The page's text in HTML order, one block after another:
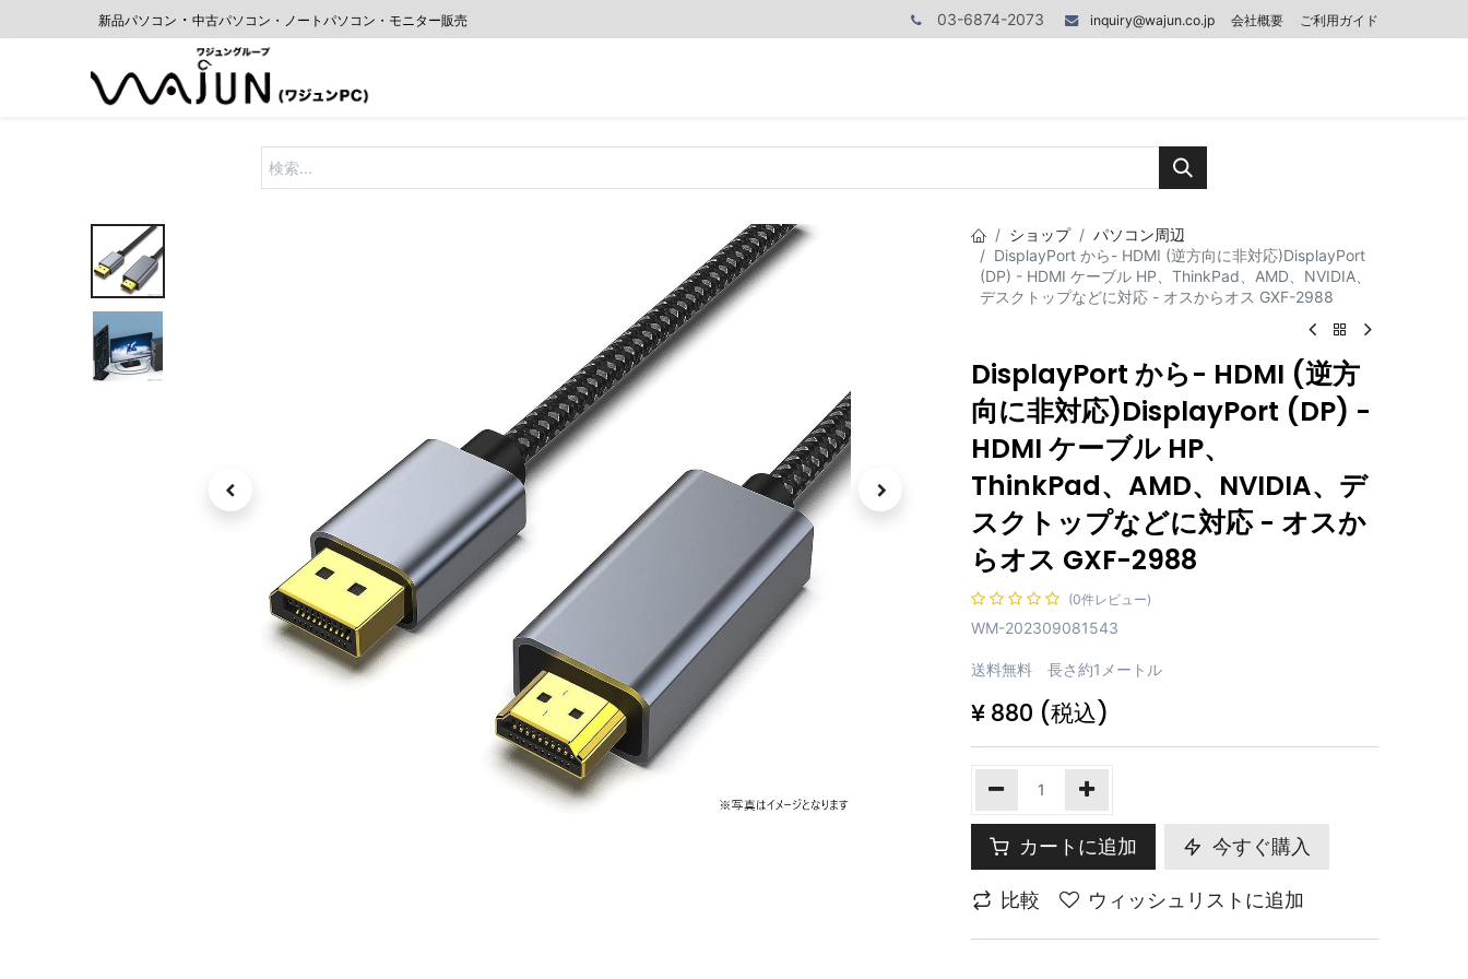
新品パソコン ・ 中古パソコン・ノートパソコン・モニター販売 03-6874-2073 inquiry@wajun.co.jp 会社概要 ご利用ガイド
ショップ
パソコン周辺
DisplayPort から- HDMI (逆方向に非対応)DisplayPort
(DP) - HDMI ケーブル HP、ThinkPad、AMD、NVIDIA、
デスクトップなどに対応 - オスからオス GXF-2988
DisplayPort から- HDMI (逆方
向に非対応)DisplayPort (DP) -
HDMI ケーブル HP、
ThinkPad、AMD、NVIDIA、デ
スクトップなどに対応 - オスか
らオス GXF-2988
(0件レビュー)
WM-202309081543
送料無料 長さ約1メートル
¥ 880 (税込)
カートに追加 今すぐ購入
比較 ウィッシュリストに追加